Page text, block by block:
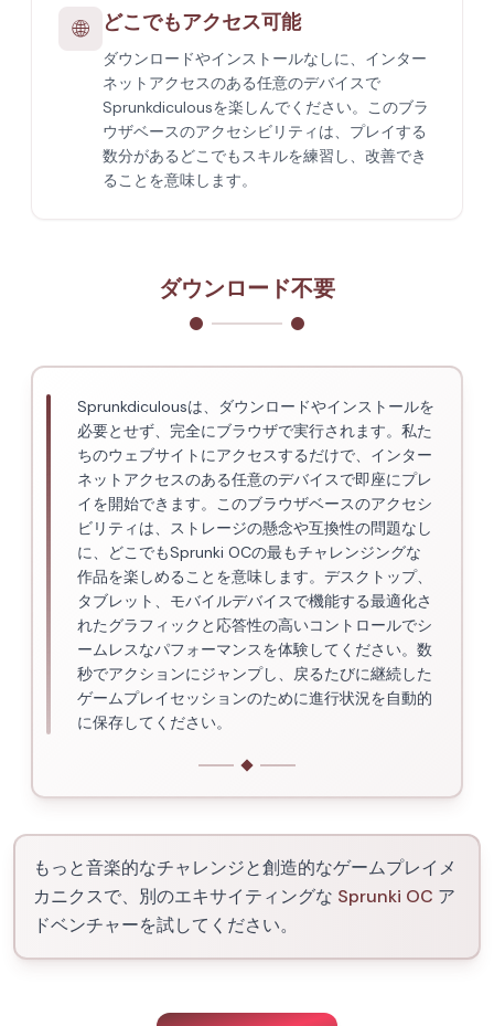
🌐 どこでもアクセス可能
ダウンロードやインストールなしに、インター
ネットアクセスのある任意のデバイスで
Sprunkdiculousを楽しんでください。このブラ
ウザベースのアクセシビリティは、プレイする
数分があるどこでもスキルを練習し、改善でき
ることを意味します。
ダウンロード不要
Sprunkdiculousは、ダウンロードやインストールを
必要とせず、完全にブラウザで実行されます。私た
ちのウェブサイトにアクセスするだけで、インター
ネットアクセスのある任意のデバイスで即座にプレ
イを開始できます。このブラウザベースのアクセシ
ビリティは、ストレージの懸念や互換性の問題なし
に、どこでもSprunki OCの最もチャレンジングな
作品を楽しめることを意味します。デスクトップ、
タブレット、モバイルデバイスで機能する最適化さ
れたグラフィックと応答性の高いコントロールでシ
ームレスなパフォーマンスを体験してください。数
秒でアクションにジャンプし、戻るたびに継続した
ゲームプレイセッションのために進行状況を自動的
に保存してください。
もっと音楽的なチャレンジと創造的なゲームプレイメ
カニクスで、別のエキサイティングな Sprunki OC ア
ドベンチャーを試してください。